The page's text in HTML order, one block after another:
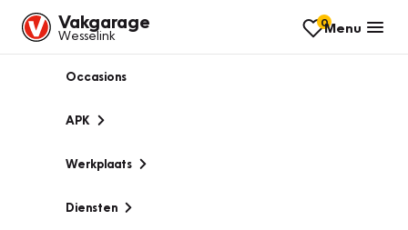
Vakgarage
Wesselink
0Menu
Occasions
APK
Werkplaats
Diensten